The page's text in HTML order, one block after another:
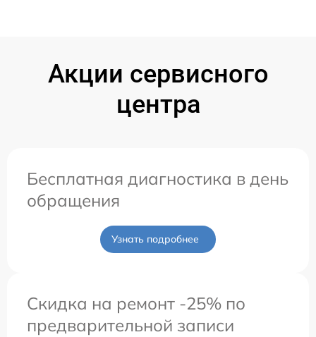
Акции сервисного
центра
Бесплатная диагностика в день
обращения
Узнать подробнее
Скидка на ремонт -25% по
предварительной записи